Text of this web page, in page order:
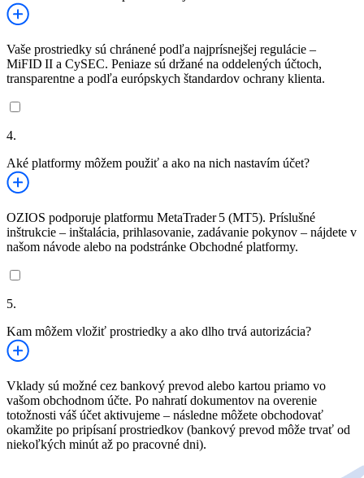
Vaše prostriedky sú chránené podľa najprísnejšej regulácie –
MiFID II a CySEC. Peniaze sú držané na oddelených účtoch,
transparentne a podľa európskych štandardov ochrany klienta.
4.
Aké platformy môžem použiť a ako na nich nastavím účet?
OZIOS podporuje platformu MetaTrader 5 (MT5). Príslušné
inštrukcie – inštalácia, prihlasovanie, zadávanie pokynov – nájdete v
našom návode alebo na podstránke Obchodné platformy.
5.
Kam môžem vložiť prostriedky a ako dlho trvá autorizácia?
Vklady sú možné cez bankový prevod alebo kartou priamo vo
vašom obchodnom účte. Po nahratí dokumentov na overenie
totožnosti váš účet aktivujeme – následne môžete obchodovať
okamžite po pripísaní prostriedkov (bankový prevod môže trvať od
niekoľkých minút až po pracovné dni).